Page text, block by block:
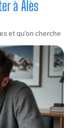
à Alès
et qu'on cherche